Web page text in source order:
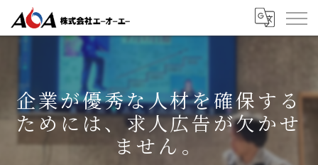
企業が優秀な人材を確保する
ためには、求人広告が欠かせ
ません。